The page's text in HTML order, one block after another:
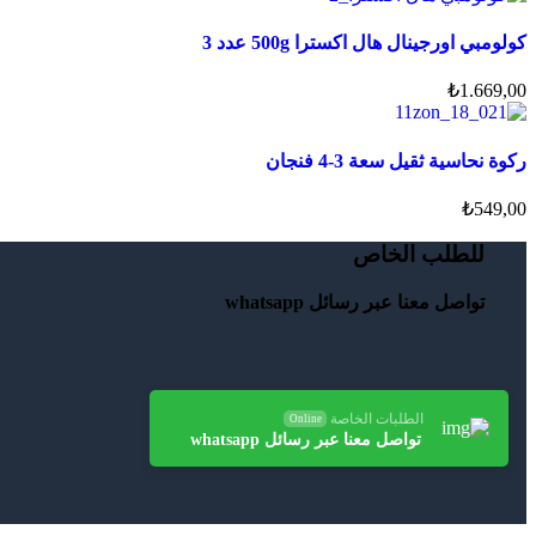
كولومبي اورجينال هال اكسترا 500g عدد 3
₺1.669,00
ركوة نحاسية ثقيل سعة 3-4 فنجان
₺549,00
للطلب الخاص
تواصل معنا عبر رسائل whatsapp
الطلبات الخاصة Online
تواصل معنا عبر رسائل whatsapp